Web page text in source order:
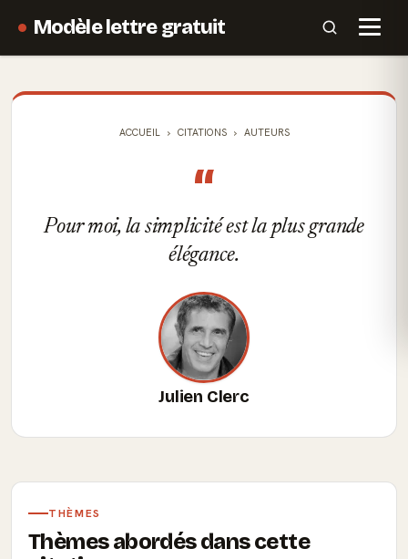
Modèle lettre gratuit
ACCUEIL CITATIONS AUTEURS
“
Pour moi, la simplicité est la plus grande
élégance.
Julien Clerc
THÈMES
Thèmes abordés dans cette